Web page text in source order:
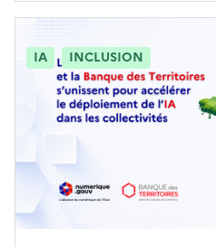
IA INCLUSION